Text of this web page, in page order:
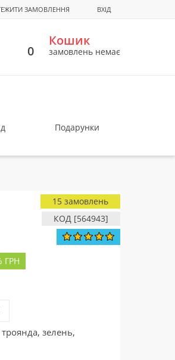
ЗАМОВЛЕННЯ ВХІД
0
Кошик
замовлень немає
Подарунки
КОД [564943]
15 замовлень
ГРН
зелень,